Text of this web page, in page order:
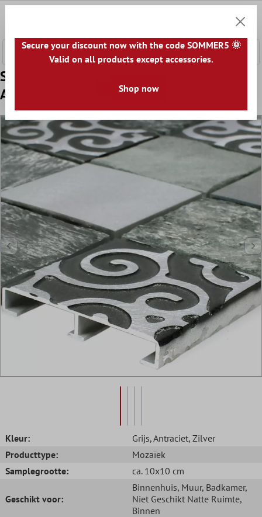
Sample Mozaïektegels Glas Natuursteen
Aluminium Valdivia Grijs
Kleur: Grijs, Antraciet, Zilver
Producttype:
Mozaïek
Samplegrootte:
ca. 10x10 cm
Geschikt voor:
Binnenhuis, Muur, Badkamer,
Niet Geschikt Natte Ruimte,
Binnen
Secure your discount now with the code SOMMER5 🌞
Valid on all products except accessories.
Shop now